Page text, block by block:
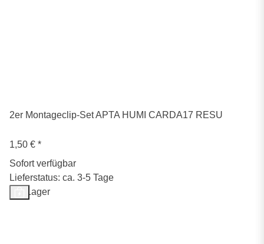
2er Montageclip-Set APTA HUMI CARDA17 RESU
1,50 € *
Sofort verfügbar
Lieferstatus: ca. 3-5 Tage
Auf Lager